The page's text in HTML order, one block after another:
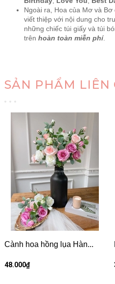
Ngoài ra, Hoa của Mơ và
viết thiệp với nội dung cho
những chiếc túi giấy và túi
trên hoàn toàn miễn phí.
SẢN PHẨM LIÊN
Cành hoa hồng lụa Hàn...
48.000₫